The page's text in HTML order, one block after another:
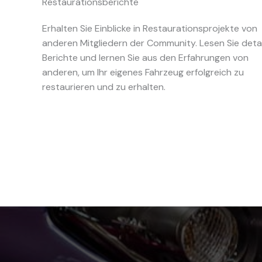
Erhalten Sie Einblicke in Restaurationsprojekte von
anderen Mitgliedern der Community. Lesen Sie
Berichte und lernen Sie aus den Erfahrungen von
anderen, um Ihr eigenes Fahrzeug erfolgreich zu
restaurieren und zu erhalten.